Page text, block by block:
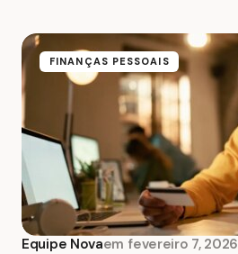
FINANÇAS PESSOAIS
Equipe Novaem fevereiro 7, 2026